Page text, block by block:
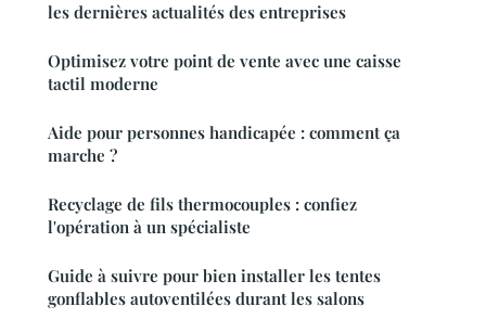
les dernières actualités des entreprises
Optimisez votre point de vente avec une caisse
tactil moderne
Aide pour personnes handicapée : comment ça
marche ?
Recyclage de fils thermocouples : confiez
l'opération à un spécialiste
Guide à suivre pour bien installer les tentes
gonflables autoventilées durant les salons